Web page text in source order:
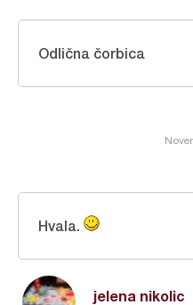
Odlična čorbica
jelena nikolic
Hvala.